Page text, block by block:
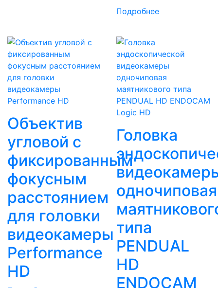
Подробнее
Объектив
угловой с
фиксированным
фокусным
расстоянием
для головки
видеокамеры
Performance
HD
Головка
одночиповая
типа
PENDUAL
HD
ENDOCAM